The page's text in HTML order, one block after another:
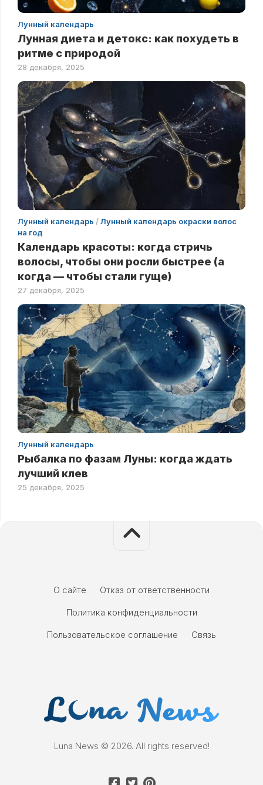
Лунный календарь
Лунная диета и детокс: как похудеть в
ритме с природой
28 декабря, 2025
Лунный календарь /Лунный календарь окраски волос
на год
Календарь красоты: когда стричь
волосы, чтобы они росли быстрее (а
когда — чтобы стали гуще)
27 декабря, 2025
Лунный календарь
Рыбалка по фазам Луны: когда ждать
лучший клев
25 декабря, 2025
О сайте
Отказ от ответственности
Политика конфиденциальности
Пользовательское соглашение
Связь
Luna News © 2026. All rights reserved!